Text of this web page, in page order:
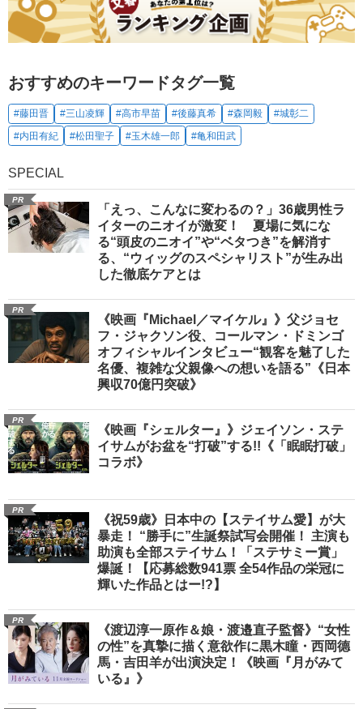
おすすめのキーワードタグ一覧
#藤田晋 #三山凌輝 #高市早苗 #後藤真希 #森岡毅
#城彰二
#内田有紀
#松田聖子 #玉木雄一郎 #亀和田武
SPECIAL
PR
「えっ、こんなに変わるの？」36歳男性ラ
イターのニオイが激変！ 夏場に気にな
る“頭皮のニオイ”や“ベタつき”を解消す
る、“ウィッグのスペシャリスト”が生み出
した徹底ケアとは
PR
《映画『Michael／マイケル』》父ジョセ
フ・ジャクソン役、コールマン・ドミンゴ
オフィシャルインタビュー“観客を魅了した
名優、複雑な父親像への想いを語る”《日本
興収70億円突破》
PR
《映画『シェルター』》ジェイソン・ステ
イサムがお盆を“打破”する!!《「眠眠打破」
コラボ》
PR
《祝59歳》日本中の【ステイサム愛】が大
暴走！ “勝手に”生誕祭試写会開催！ 主演も
助演も全部ステイサム！「ステサミー賞」
爆誕！【応募総数941票 全54作品の栄冠に
輝いた作品とはー!?】
PR
《渡辺淳一原作＆娘・渡邉直子監督》“女性
の性”を真摯に描く意欲作に黒木瞳・西岡德
馬・吉田羊が出演決定！《映画『月がみて
いる』》